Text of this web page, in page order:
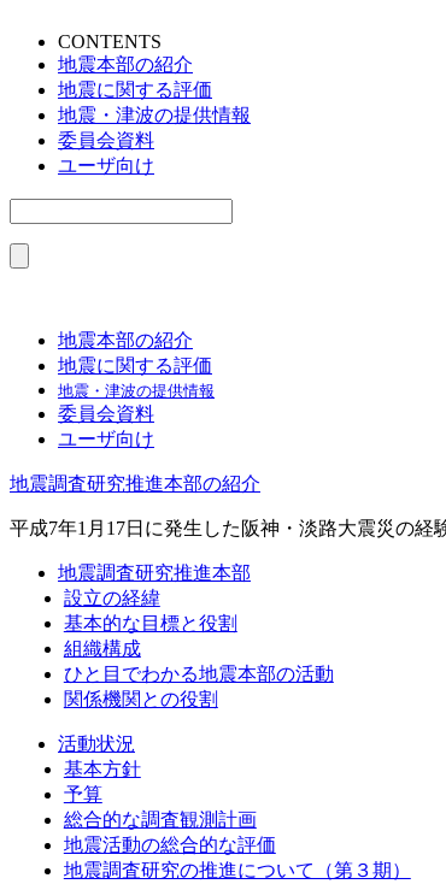
CONTENTS
地震本部の紹介
地震に関する評価
地震・津波の提供情報
委員会資料
ユーザ向け
地震本部の紹介
地震に関する評価
地震・津波の提供情報
委員会資料
ユーザ向け
地震調査研究推進本部の紹介
平成7年1月17日に発生した阪神・淡路大震災の
地震調査研究推進本部
設立の経緯
基本的な目標と役割
組織構成
ひと目でわかる地震本部の活動
関係機関との役割
活動状況
基本方針
予算
総合的な調査観測計画
地震活動の総合的な評価
地震調査研究の推進について（第３期）